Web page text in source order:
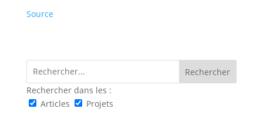
Source
Rechercher dans les :
Articles
Projets